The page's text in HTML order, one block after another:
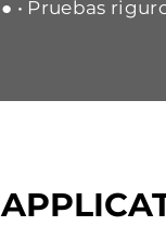
● • Pruebas